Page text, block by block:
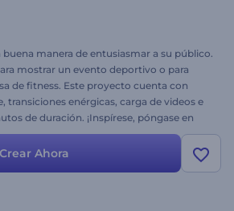
manera de entusiasmar a su público.
mostrar un evento deportivo o para
de fitness. Este proyecto cuenta con
transiciones enérgicas, carga de videos e
de duración. ¡Inspírese, póngase en
de video hoy mismo!
Crear Ahora